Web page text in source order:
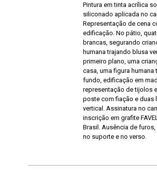
Pintura em tinta acrílica
siliconado aplicada no
Representação de cena
edificação. No pátio,
brancas, segurando
humana trajando blusa
primeiro plano, uma
casa, uma figura
fundo, edificação em
representação de tijolos
poste com fiação e duas
vertical. Assinatura no
inscrição em grafite
Brasil. Ausência de
no suporte e no verso.